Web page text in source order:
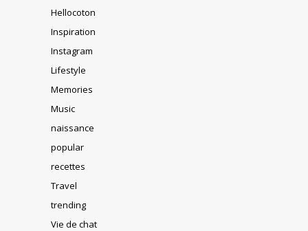
Hellocoton
Inspiration
Instagram
Lifestyle
Memories
Music
naissance
popular
recettes
Travel
trending
Vie de chat